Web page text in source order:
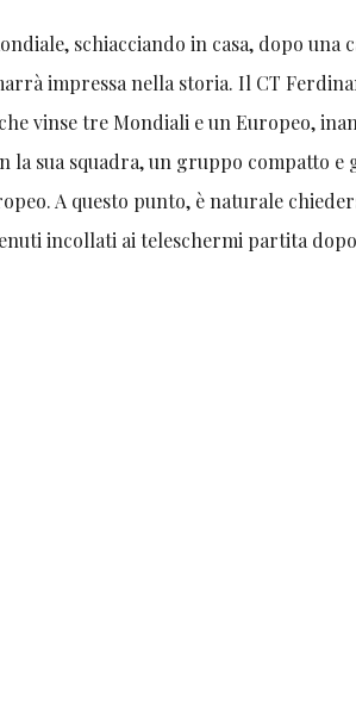
schiacciando in casa, dopo una
impressa nella storia. Il CT
che vinse tre Mondiali e un Europeo,
sua squadra, un gruppo compatto e
A questo punto, è naturale
incollati ai teleschermi partita dopo